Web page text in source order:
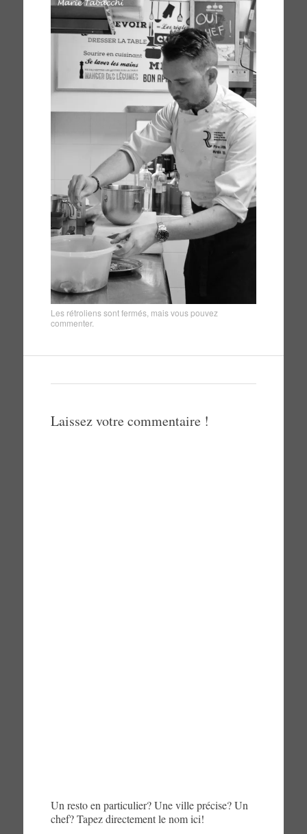
Les rétroliens sont fermés, mais vous pouvez
commenter.
Laissez votre commentaire !
Un resto en particulier? Une ville précise? Un
chef? Tapez directement le nom ici!